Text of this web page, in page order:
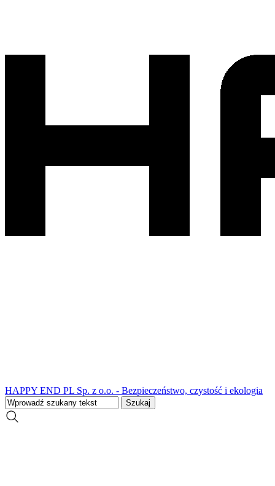
HAPPY END PL Sp. z o.o. - Bezpieczeństwo, czystość i ekologia